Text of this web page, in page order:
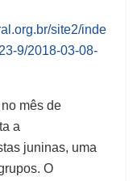
site2/inde
9/2018-03-08-
mês de
a
juninas, uma
O